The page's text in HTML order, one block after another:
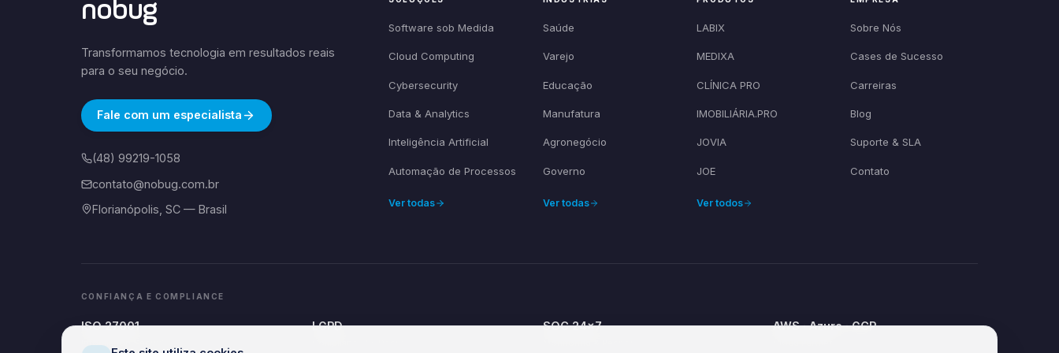
nobug
Transformamos tecnologia em resultados reais
para o seu negócio.
Fale com um especialista
(48) 99219-1058
contato@nobug.com.br
Florianópolis, SC — Brasil
Software sob Medida
Cloud Computing
Cybersecurity
Data & Analytics
Inteligência Artificial
Automação de Processos
Ver todas
Saúde
Varejo
Educação
Manufatura
Agronegócio
Governo
Ver todas
LABIX
MEDIXA
CLÍNICA PRO
IMOBILIÁRIA.PRO
JOVIA
JOE
Ver todos
Sobre Nós
Cases de Sucesso
Carreiras
Blog
Suporte & SLA
Contato
CONFIANÇA E COMPLIANCE
ISO 27001 LGPD SOC 24×7 AWS · Azure · GCP